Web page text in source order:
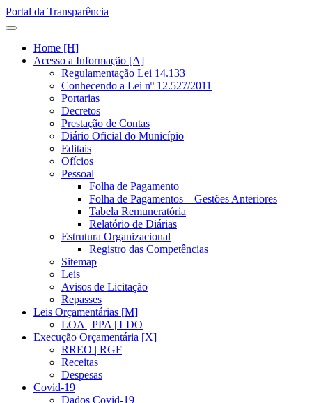
Portal da Transparência
Home [H]
Acesso a Informação [A]
Regulamentação Lei 14.133
Conhecendo a Lei nº 12.527/2011
Portarias
Decretos
Prestação de Contas
Diário Oficial do Município
Editais
Ofícios
Pessoal
Folha de Pagamento
Folha de Pagamentos – Gestões Anteriores
Tabela Remuneratória
Relatório de Diárias
Estrutura Organizacional
Registro das Competências
Sitemap
Leis
Avisos de Licitação
Repasses
Leis Orçamentárias [M]
LOA | PPA | LDO
Execução Orçamentária [X]
RREO | RGF
Receitas
Despesas
Covid-19
Dados Covid-19